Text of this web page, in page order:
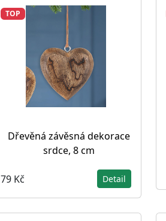
TOP
Dřevěná závěsná dekorace
srdce, 8 cm
79 Kč Detail